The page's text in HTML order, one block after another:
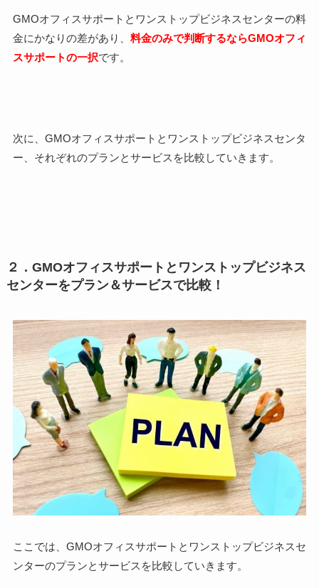
GMOオフィスサポートとワンストップビジネスセンターの料
金にかなりの差があり、 料金のみで判断するならGMOオフィ
スサポートの一択です。
次に、GMOオフィスサポートとワンストップビジネスセンタ
ー、それぞれのプランとサービスを比較していきます。
２．GMOオフィスサポートとワンストップビジネス
センターをプラン＆サービスで比較！
ここでは、GMOオフィスサポートとワンストップビジネスセ
ンターのプランとサービスを比較 していきます。